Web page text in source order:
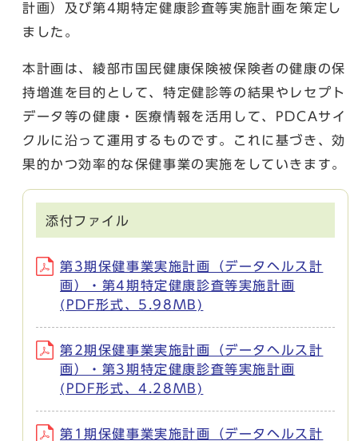
計画）及び第4期特定健康診査等実施計画を策定し
ました。
本計画は、綾部市国民健康保険被保険者の健康の保
持増進を目的として、特定健診等の結果やレセプト
データ等の健康・医療情報を活用して、PDCAサイ
クルに沿って運用するものです。これに基づき、効
果的かつ効率的な保健事業の実施をしていきます。
添付ファイル
第3期保健事業実施計画（データヘルス計
画）・第4期特定健康診査等実施計画
(PDF形式、5.98MB)
第2期保健事業実施計画（データヘルス計
画）・第3期特定健康診査等実施計画
(PDF形式、4.28MB)
第1期保健事業実施計画（データヘルス計